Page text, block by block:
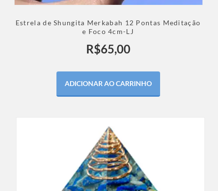
Estrela de Shungita Merkabah 12 Pontas Meditação
e Foco 4cm-LJ
R$65,00
ADICIONAR AO CARRINHO